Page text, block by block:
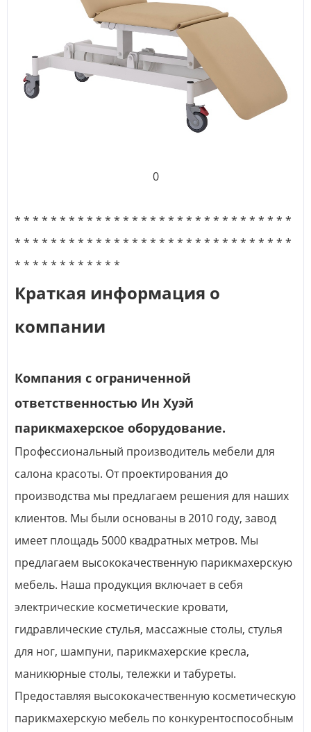
0
* * * * * * * * * * * * * * * * * * * * * * * * * * * * * * *
* * * * * * * * * * * * * * * * * * * * * * * * * * * * * * *
* * * * * * * * * * * *
Краткая информация о
компании
Компания с ограниченной
ответственностью Ин Хуэй
парикмахерское оборудование.
Профессиональный производитель мебели для
салона красоты. От проектирования до
производства мы предлагаем решения для наших
клиентов. Мы были основаны в 2010 году, завод
имеет площадь 5000 квадратных метров. Мы
предлагаем высококачественную парикмахерскую
мебель. Наша продукция включает в себя
электрические косметические кровати,
гидравлические стулья, массажные столы, стулья
для ног, шампуни, парикмахерские кресла,
маникюрные столы, тележки и табуреты.
Предоставляя высококачественную косметическую
парикмахерскую мебель по конкурентоспособным